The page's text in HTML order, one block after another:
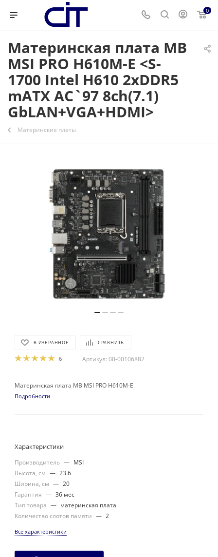
0
Материнская плата MB
MSI PRO H610M-E <S-
1700 Intel H610 2xDDR5
mATX AC`97 8ch(7.1)
GbLAN+VGA+HDMI>
Материнские платы
В ИЗБРАННОЕ СРАВНИТЬ
6 Артикул: 00-00106882
Материнская плата MB MSI PRO H610M-E
Подробности
Характеристики
Производитель — MSI
Высота, см — 23.6
Ширина, см — 20
Гарантия — 36 мес
Тип товара — материнская плата
Количество слотов памяти — 2
Все характеристики